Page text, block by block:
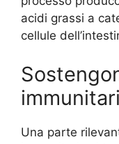
acidi grassi a
cellule
Una parte